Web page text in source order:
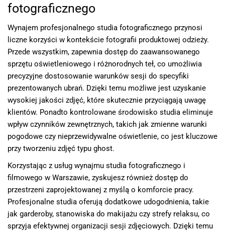
fotograficznego
Wynajem profesjonalnego studia fotograficznego przynosi
liczne korzyści w kontekście fotografii produktowej odzieży.
Przede wszystkim, zapewnia dostęp do zaawansowanego
sprzętu oświetleniowego i różnorodnych teł, co umożliwia
precyzyjne dostosowanie warunków sesji do specyfiki
prezentowanych ubrań. Dzięki temu możliwe jest uzyskanie
wysokiej jakości zdjęć, które skutecznie przyciągają uwagę
klientów. Ponadto kontrolowane środowisko studia eliminuje
wpływ czynników zewnętrznych, takich jak zmienne warunki
pogodowe czy nieprzewidywalne oświetlenie, co jest kluczowe
przy tworzeniu zdjęć typu ghost.
Korzystając z usług wynajmu studia fotograficznego i
filmowego w Warszawie, zyskujesz również dostęp do
przestrzeni zaprojektowanej z myślą o komforcie pracy.
Profesjonalne studia oferują dodatkowe udogodnienia, takie
jak garderoby, stanowiska do makijażu czy strefy relaksu, co
sprzyja efektywnej organizacji sesji zdjęciowych. Dzięki temu